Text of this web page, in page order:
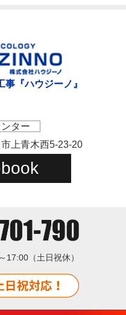
『ハウジーノ』
ター
上青木西5-23-20
17:00（土日祝休）